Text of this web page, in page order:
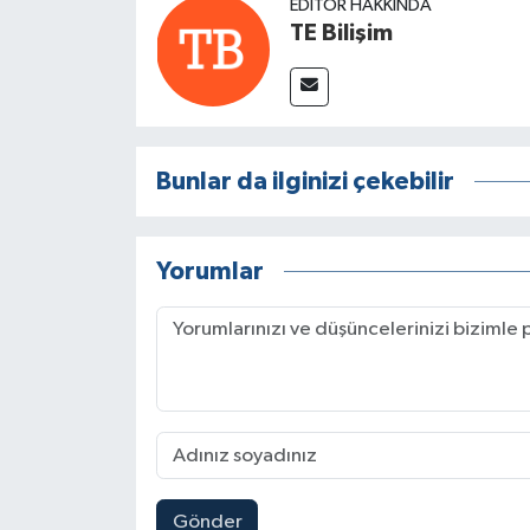
EDITÖR HAKKINDA
TE Bilişim
Bunlar da ilginizi çekebilir
Yorumlar
Gönder